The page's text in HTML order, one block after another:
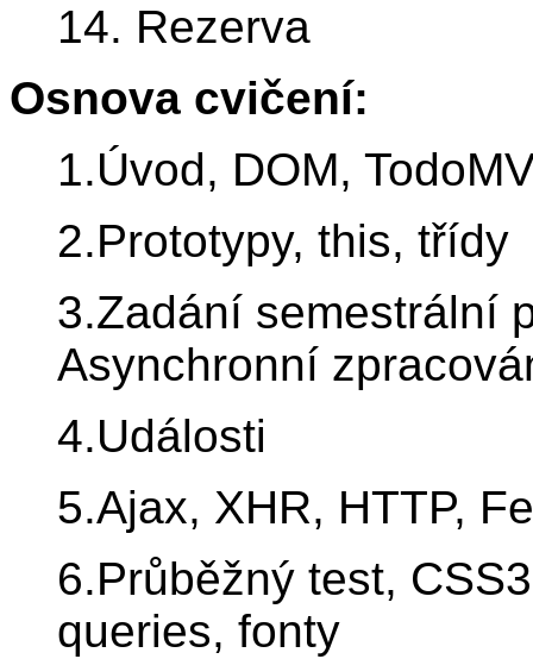
14. Rezerva
Osnova cvičení:
1.Úvod, DOM,
2.Prototypy, this, třídy
3.Zadání semestrální
Asynchronní
4.Události
5.Ajax, XHR, HTTP,
6.Průběžný test,
queries, fonty